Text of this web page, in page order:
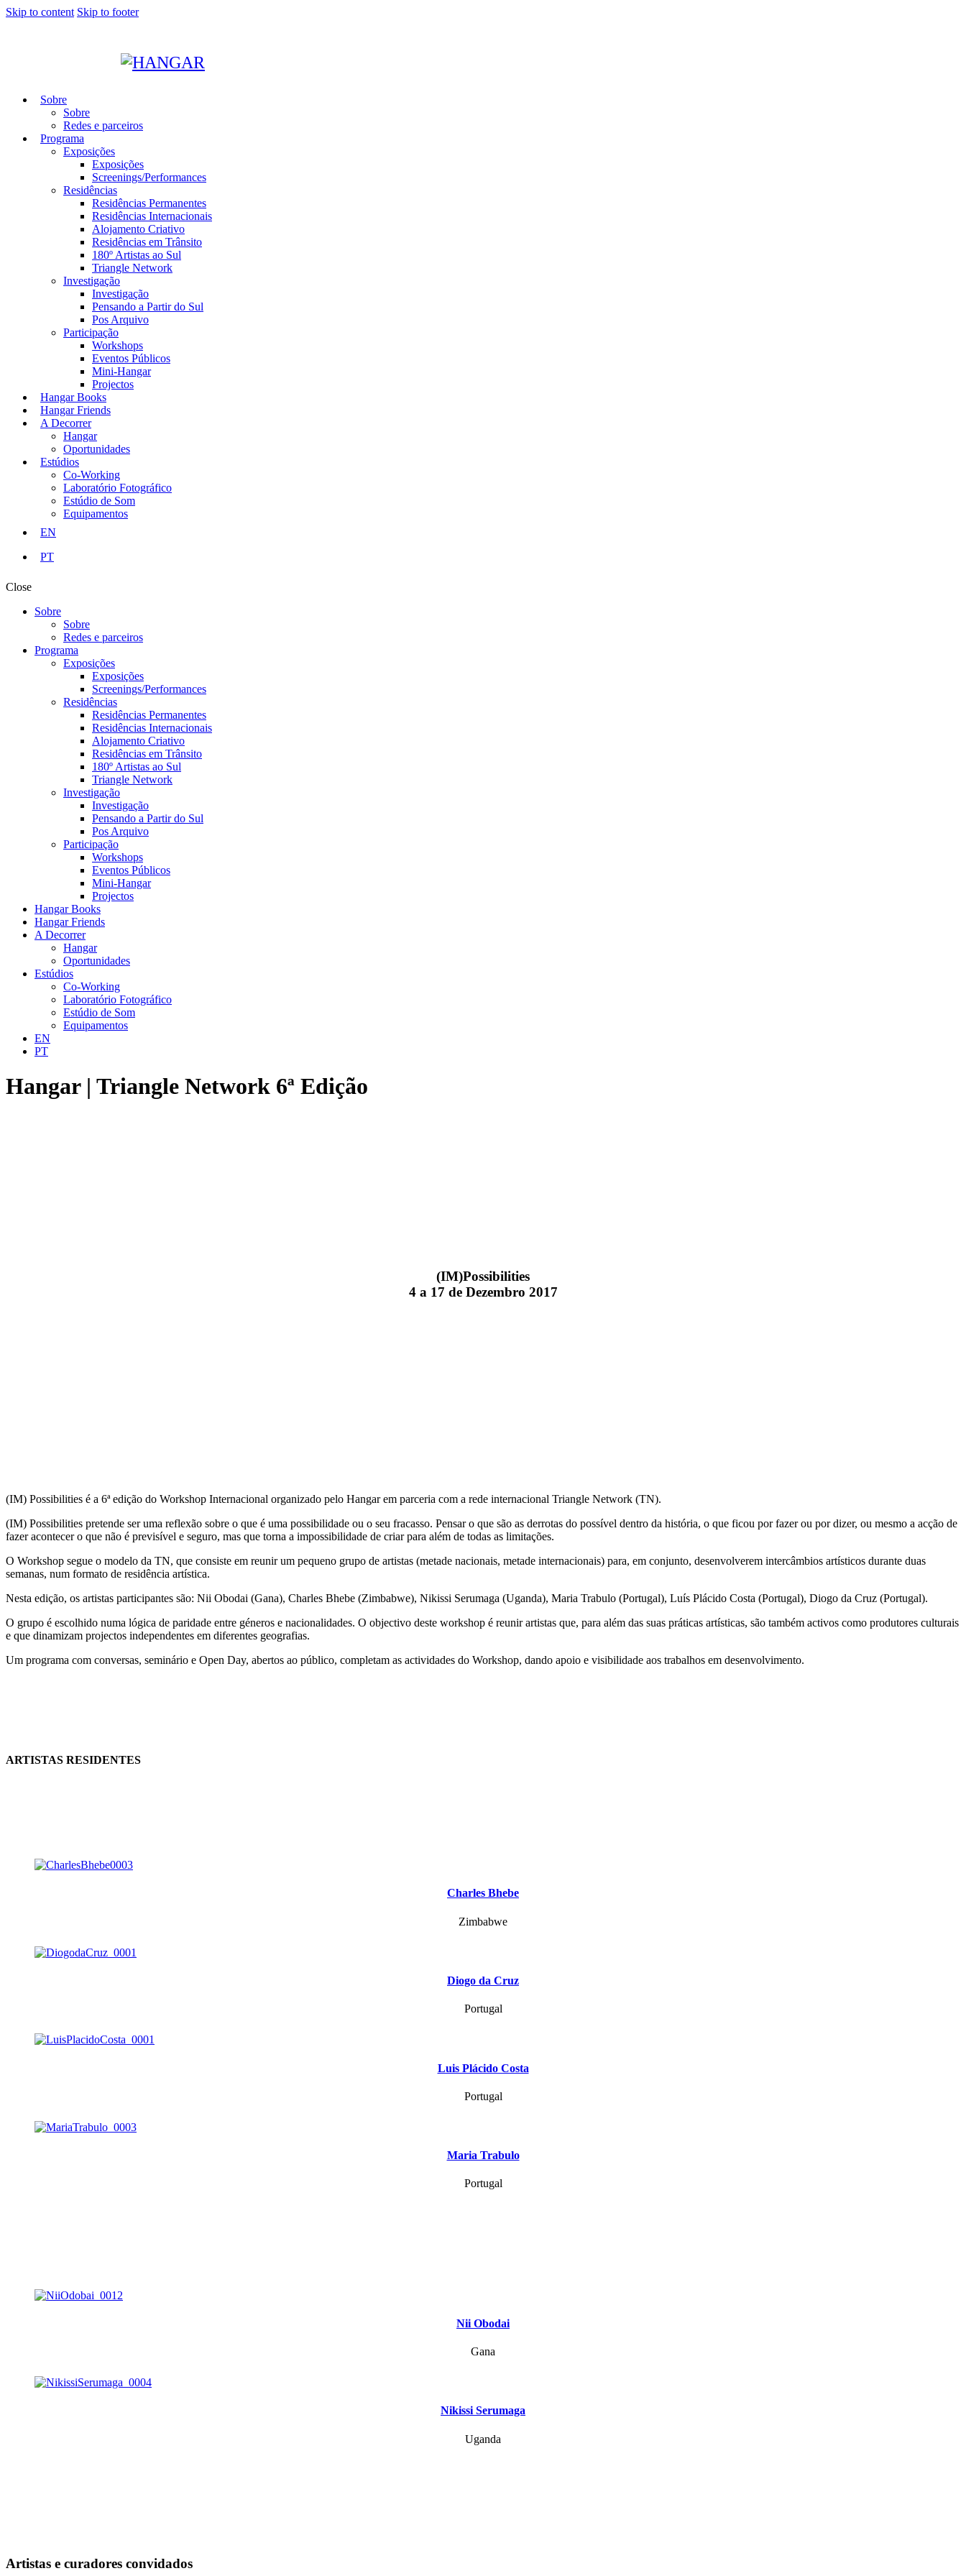
Skip to content Skip to footer
Sobre
Sobre
Redes e parceiros
Programa
Exposições
Exposições
Screenings/Performances
Residências
Residências Permanentes
Residências Internacionais
Alojamento Criativo
Residências em Trânsito
180º Artistas ao Sul
Triangle Network
Investigação
Investigação
Pensando a Partir do Sul
Pos Arquivo
Participação
Workshops
Eventos Públicos
Mini-Hangar
Projectos
Hangar Books
Hangar Friends
A Decorrer
Hangar
Oportunidades
Estúdios
Co-Working
Laboratório Fotográfico
Estúdio de Som
Equipamentos
EN
PT
Close
Sobre
Sobre
Redes e parceiros
Programa
Exposições
Exposições
Screenings/Performances
Residências
Residências Permanentes
Residências Internacionais
Alojamento Criativo
Residências em Trânsito
180º Artistas ao Sul
Triangle Network
Investigação
Investigação
Pensando a Partir do Sul
Pos Arquivo
Participação
Workshops
Eventos Públicos
Mini-Hangar
Projectos
Hangar Books
Hangar Friends
A Decorrer
Hangar
Oportunidades
Estúdios
Co-Working
Laboratório Fotográfico
Estúdio de Som
Equipamentos
EN
PT
Hangar | Triangle Network 6ª Edição
(IM)Possibilities
4 a 17 de Dezembro 2017
(IM) Possibilities é a 6ª edição do Workshop Internacional organizado pelo Hangar em parceria com a rede internacional Triangle Network (TN).
(IM) Possibilities pretende ser uma reflexão sobre o que é uma possibilidade ou o seu fracasso. Pensar o que são as derrotas do possível dentro da história, o que ficou por fazer ou por dizer, ou mesmo a acção de
fazer acontecer o que não é previsível e seguro, mas que torna a impossibilidade de criar para além de todas as limitações.
O Workshop segue o modelo da TN, que consiste em reunir um pequeno grupo de artistas (metade nacionais, metade internacionais) para, em conjunto, desenvolverem intercâmbios artísticos durante duas
semanas, num formato de residência artística.
Nesta edição, os artistas participantes são: Nii Obodai (Gana), Charles Bhebe (Zimbabwe), Nikissi Serumaga (Uganda), Maria Trabulo (Portugal), Luís Plácido Costa (Portugal), Diogo da Cruz (Portugal).
O grupo é escolhido numa lógica de paridade entre géneros e nacionalidades. O objectivo deste workshop é reunir artistas que, para além das suas práticas artísticas, são também activos como produtores culturais
e que dinamizam projectos independentes em diferentes geografias.
Um programa com conversas, seminário e Open Day, abertos ao público, completam as actividades do Workshop, dando apoio e visibilidade aos trabalhos em desenvolvimento.
ARTISTAS RESIDENTES
Charles Bhebe
Zimbabwe
Diogo da Cruz
Portugal
Luis Plácido Costa
Portugal
Maria Trabulo
Portugal
Nii Obodai
Gana
Nikissi Serumaga
Uganda
Artistas e curadores convidados